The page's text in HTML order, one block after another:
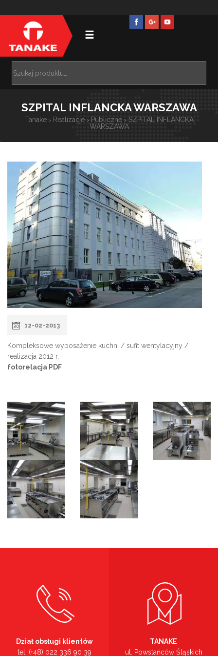
SZPITAL INFLANCKA WARSZAWA
Tanake> Realizacje> Publiczne> SZPITAL INFLANCKA
WARSZAWA
12-02-2013
Kompleksowe wyposażenie kuchni / sufit wentylacyjny /
realizacja 2012 r.
fotorelacja PDF
Dział obsługi klientów
tel. (+48) 022 336 90 39
TANAKE
ul. Powstańców Śląskich